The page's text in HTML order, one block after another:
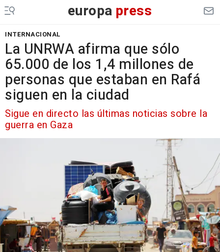
europa press
INTERNACIONAL
La UNRWA afirma que sólo
65.000 de los 1,4 millones de
personas que estaban en Rafá
siguen en la ciudad
Sigue en directo las últimas noticias sobre la
guerra en Gaza